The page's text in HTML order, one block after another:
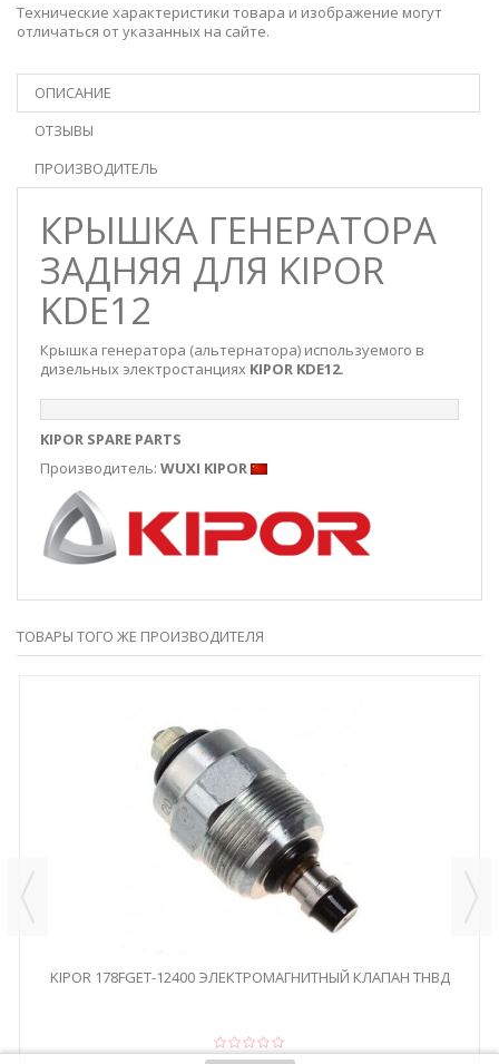
Технические характеристики товара и изображение могут
отличаться от указанных на сайте.
ОПИСАНИЕ
ОТЗЫВЫ
ПРОИЗВОДИТЕЛЬ
КРЫШКА ГЕНЕРАТОРА
ЗАДНЯЯ ДЛЯ KIPOR
KDE12
Крышка генератора (альтернатора) используемого в
дизельных электростанциях KIPOR KDE12.
KIPOR SPARE PARTS
Производитель: WUXI KIPOR
ТОВАРЫ ТОГО ЖЕ ПРОИЗВОДИТЕЛЯ
KIPOR 178FGET-12400 ЭЛЕКТРОМАГНИТНЫЙ КЛАПАН ТНВД